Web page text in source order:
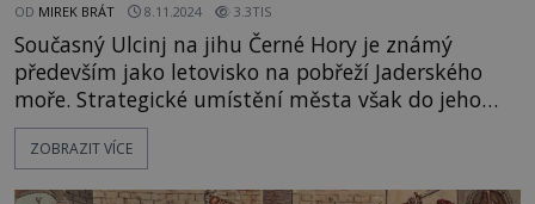
OD MIREK BRÁT 8.11.2024 3.3TIS
Současný Ulcinj na jihu Černé Hory je známý
především jako letovisko na pobřeží Jaderského
moře. Strategické umístění města však do jeho
dějin přineslo řadu zvratů, které v minulosti
značně ovlivnily populaci tamních obyvatel. Patří
ZOBRAZIT VÍCE